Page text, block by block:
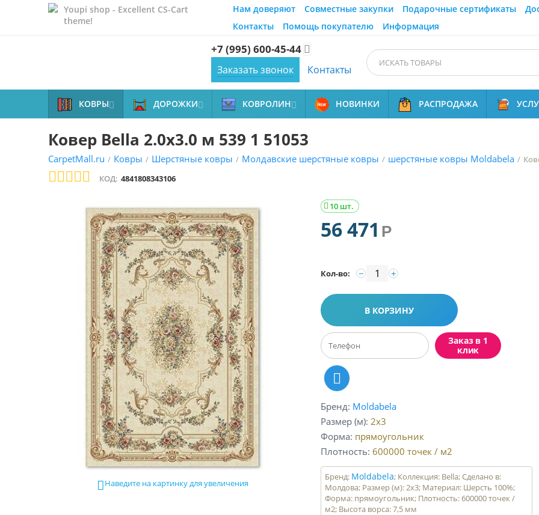
Youpi shop - Excellent CS-Cart
theme!
Нам доверяют Совместные закупки Подарочные сертификаты
Контакты
Помощь покупателю Информация
+7 (995) 600-45-44 
Заказать звонок Контакты
КОВРЫ ДОРОЖКИ КОВРОЛИН НОВИНКИ РАСПРОДАЖА
Ковер Bella 2.0x3.0 м 539 1 51053
CarpetMall.ru / Ковры / Шерстяные ковры / Молдавские шерстяные ковры / шерстяные ковры Moldabela /
КОД: 4841808343106
Наведите на картинку для увеличения
10 шт.

56 471 Р
Кол-во: +
−
В КОРЗИНУ
Заказ в 1
клик
Бренд Moldabela
Размер (м) 2x3
Форма прямоугольник
Плотность 600000 точек / м2
Бренд: Moldabela; Коллекция: Bella; Сделано в:
Молдова; Размер (м): 2x3; Материал: Шерсть 100%;
Форма: прямоугольник; Плотность: 600000 точек /
м2; Высота ворса: 7,5 мм